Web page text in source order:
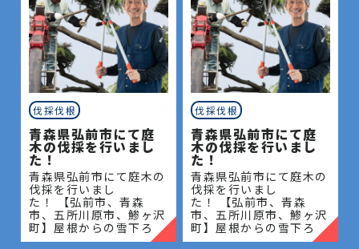
伐採伐根
青森県弘前市にて庭
木の伐採を行いまし
た！
青森県弘前市にて庭木の
伐採を行いまし
た！ 【弘前市、青森
市、五所川原市、鯵ヶ沢
町】屋根からの雪下ろ
し・除雪・排雪などの作
伐採伐根
青森県弘前市にて庭
木の伐採を行いまし
た！
青森県弘前市にて庭木の
伐採を行いまし
た！ 【弘前市、青森
市、五所川原市、鯵ヶ沢
町】屋根からの雪下ろ
し・除雪・排雪などの作